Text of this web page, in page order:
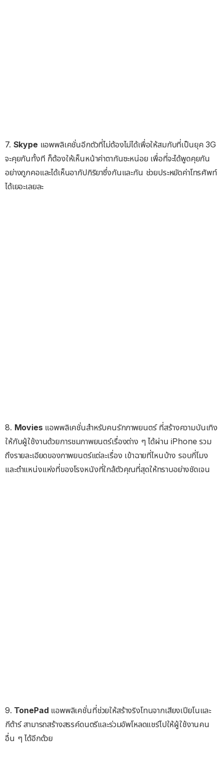
7. Skypeแอพพลิเคชั่นอีกตัวที่ไม่ต้องไม่ได้เพื่อให้สมกับที่เป็นยุค 3G
จะคุยกันทั้งที ก็ต้องให้เห็นหน้าค่าตากันซะหน่อย เพื่อที่จะได้พูดคุยกัน
อย่างถูกคอและได้เห็นอากัปกิริยาซึ่งกันและกัน ช่วยประหยัดค่าโทรศัพท์
ได้เยอะเลยละ
8. Moviesแอพพลิเคชั่นสำหรับคนรักภาพยนตร์ ที่สร้างความบันเทิง
ให้กับผู้ใช้งานด้วยการชมภาพยนตร์เรื่องต่าง ๆ ได้ผ่าน iPhone รวม
ถึงรายละเอียดของภาพยนตร์แต่ละเรื่อง เข้าฉายที่ไหนบ้าง รอบกี่โมง
และตำแหน่งแห่งที่ของโรงหนังที่ใกล้ตัวคุณที่สุดให้ทราบอย่างชัดเจน
9. TonePadแอพพลิเคชั่นที่ช่วยให้สร้างริงโทนจากเสียงเปียโนและ
กีต้าร์ สามารถสร้างสรรค์ดนตรีและร่วมอัพโหลดแชร์ไปให้ผู้ใช้งานคน
อื่น ๆ ได้อีกด้วย